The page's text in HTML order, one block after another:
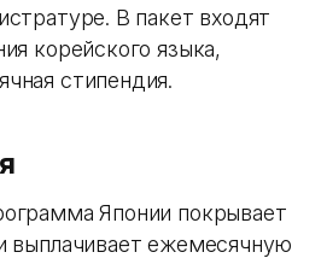
В пакет входят
корейского языка,
стипендия.
Японии покрывает
выплачивает ежемесячную